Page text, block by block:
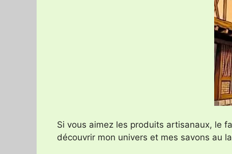
Si vous aimez les produits artisanaux, le
découvrir mon univers et mes savons au